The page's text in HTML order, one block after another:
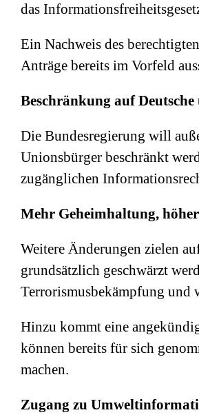
das
Ein Nachweis des
Anträge bereits im Vorfeld
Beschränkung auf
Die Bundesregierung will
Unionsbürger beschränkt
zugänglichen
Mehr Geheimhaltung,
Weitere Änderungen zielen
grundsätzlich geschwärzt
Terrorismusbekämpfung und
Hinzu kommt eine
können bereits für sich
machen.
Zugang zu